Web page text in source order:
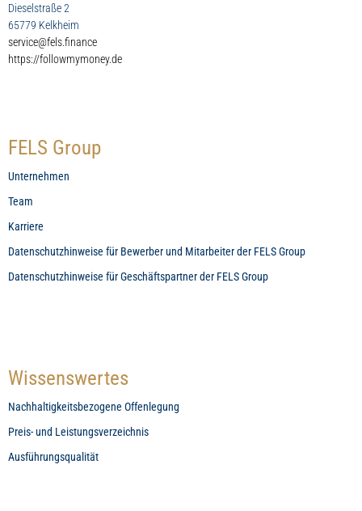
Dieselstraße 2
65779 Kelkheim
service@fels.finance
https://followmymoney.de
FELS Group
Unternehmen
Team
Karriere
Datenschutzhinweise für Bewerber und Mitarbeiter der FELS Group
Datenschutzhinweise für Geschäftspartner der FELS Group
Wissenswertes
Nachhaltigkeitsbezogene Offenlegung
Preis- und Leistungsverzeichnis
Ausführungsqualität